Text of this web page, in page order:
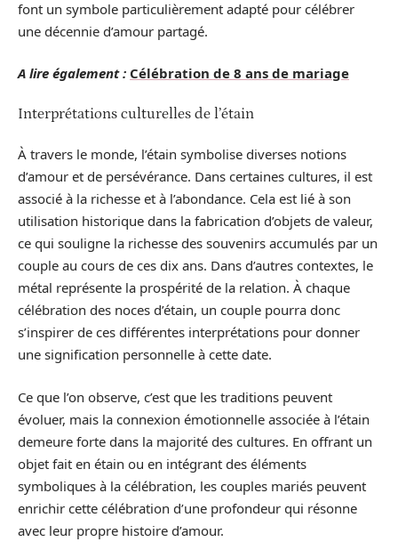
font un symbole particulièrement adapté pour célébrer
une décennie d’amour partagé.
A lire également : Célébration de 8 ans de mariage
Interprétations culturelles de l’étain
À travers le monde, l’étain symbolise diverses notions
d’amour et de persévérance. Dans certaines cultures, il est
associé à la richesse et à l’abondance. Cela est lié à son
utilisation historique dans la fabrication d’objets de valeur,
ce qui souligne la richesse des souvenirs accumulés par un
couple au cours de ces dix ans. Dans d’autres contextes, le
métal représente la prospérité de la relation. À chaque
célébration des noces d’étain, un couple pourra donc
s’inspirer de ces différentes interprétations pour donner
une signification personnelle à cette date.
Ce que l’on observe, c’est que les traditions peuvent
évoluer, mais la connexion émotionnelle associée à l’étain
demeure forte dans la majorité des cultures. En offrant un
objet fait en étain ou en intégrant des éléments
symboliques à la célébration, les couples mariés peuvent
enrichir cette célébration d’une profondeur qui résonne
avec leur propre histoire d’amour.